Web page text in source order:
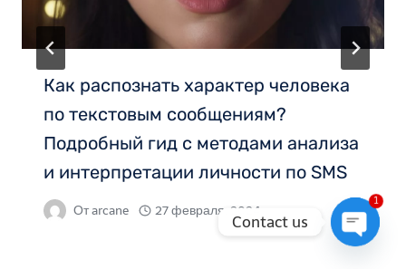
Как распознать характер человека
по текстовым сообщениям?
Подробный гид с методами анализа
и интерпретации личности по SMS
Отarcane 27 февраля, 2024
Contact us
1